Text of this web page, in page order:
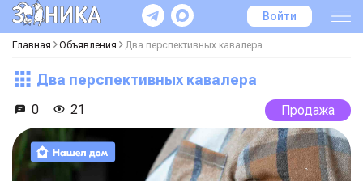
Войти
Главная Объявления Два перспективных кавалера
Два перспективных кавалера
0 21 Продажа